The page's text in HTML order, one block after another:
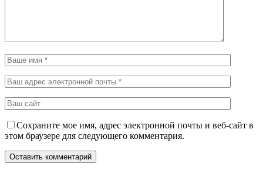
Сохраните мое имя, адрес электронной почты и веб-сайт в
этом браузере для следующего комментария.